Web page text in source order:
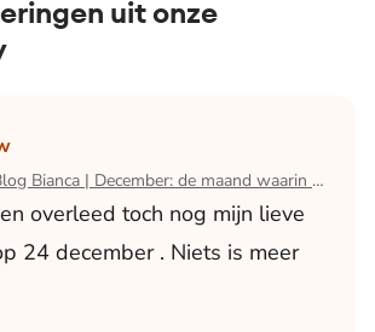
uit onze
Blog Bianca | December: de maand waarin ik mijn man verloor
overleed toch nog mijn lieve
24 december . Niets is meer
Blog Bianca | December: de maand